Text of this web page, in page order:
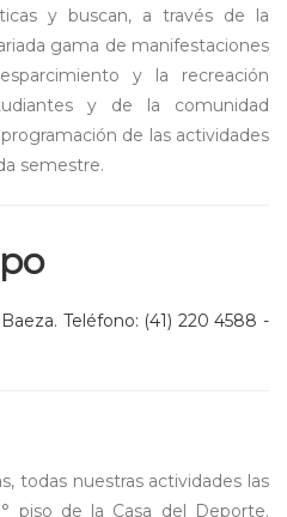
y buscan, a través de la
gama de manifestaciones
y la recreación
y de la comunidad
de las actividades
semestre.
Teléfono: (41) 220 4588 -
todas nuestras actividades las
piso de la Casa del Deporte.